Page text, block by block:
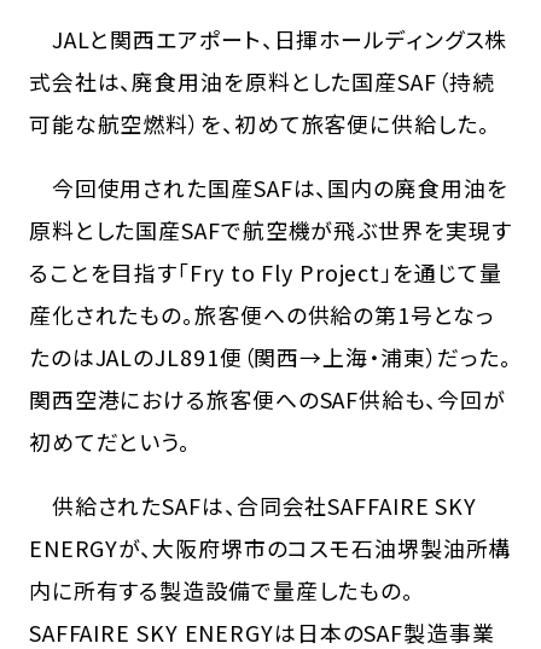
JALと関西エアポート、日揮ホールディングス株
式会社は、廃食用油を原料とした国産SAF（持続
可能な航空燃料）を、初めて旅客便に供給した。
今回使用された国産SAFは、国内の廃食用油を
原料とした国産SAFで航空機が飛ぶ世界を実現す
ることを目指す「Fry to Fly Project」を通じて量
産化されたもの。旅客便への供給の第1号となっ
たのはJALのJL891便（関西→上海・浦東）だった。
関西空港における旅客便へのSAF供給も、今回が
初めてだという。
供給されたSAFは、合同会社SAFFAIRE SKY
ENERGYが、大阪府堺市のコスモ石油堺製油所構
内に所有する製造設備で量産したもの。
SAFFAIRE SKY ENERGYは日本のSAF製造事業